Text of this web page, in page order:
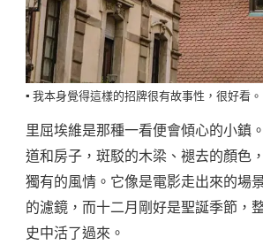
▪️ 我本身覺得這樣的招牌很有故事性，很好看。
里屈埃維是那種一看便會傾心的小鎮
道和房子，斑駁的木梁、褪去的顏色
獨有的風情。它像是電影走出來的場
的濾鏡，而十二月剛好是聖誕季節，
史中活了過來。